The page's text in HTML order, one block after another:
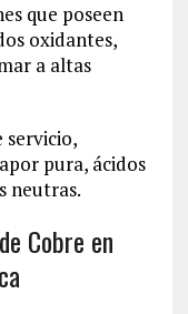
que poseen
oxidantes,
a altas
servicio,
pura, ácidos
neutras.
Cobre en